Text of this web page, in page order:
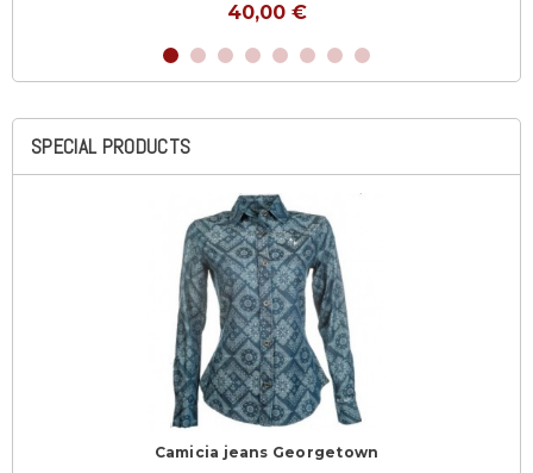
40,00 €
SPECIAL PRODUCTS
Camicia jeans Georgetown